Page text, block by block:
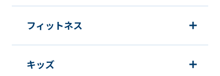
発・実施のため
新商品・サービスやイベント情報を含
個人を特定できないよう加工したうえ
フィットネス
キッズ